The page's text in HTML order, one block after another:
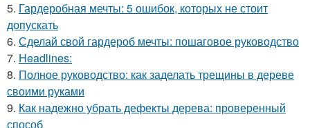
5. Гардеробная мечты: 5 ошибок, которых не стоит
допускать
6. Сделай свой гардероб мечты: пошаговое руководство
7. Headlines:
8. Полное руководство: как заделать трещины в дереве
своими руками
9. Как надежно убрать дефекты дерева: проверенный
способ